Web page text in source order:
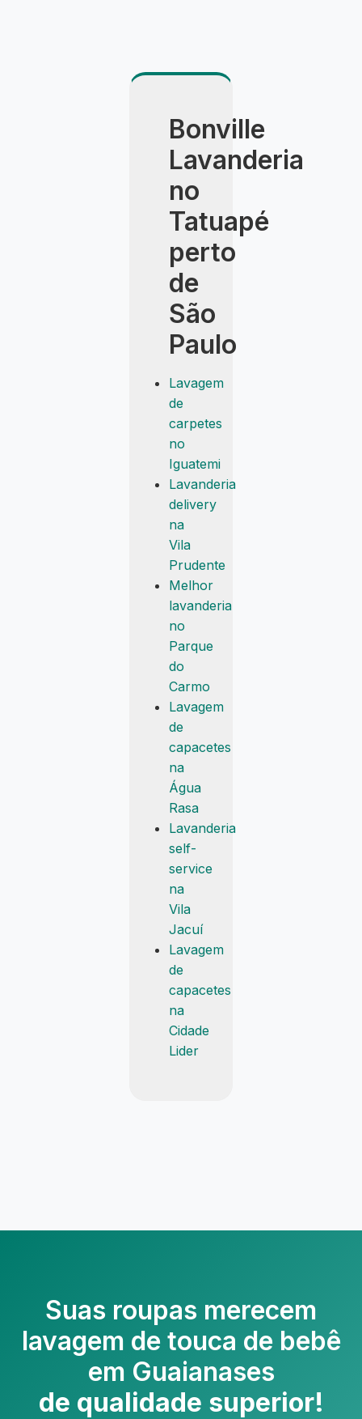
Bonville
Lavanderia
no
Tatuapé
perto
de
São
Paulo
Lavagem
de
carpetes
no
Iguatemi
Lavanderia
delivery
na
Vila
Prudente
Melhor
lavanderia
no
Parque
do
Carmo
Lavagem
de
capacetes
na
Água
Rasa
Lavanderia
self-
service
na
Vila
Jacuí
Lavagem
de
capacetes
na
Cidade
Lider
Suas roupas merecem
lavagem de touca de bebê
em Guaianases
de qualidade superior!